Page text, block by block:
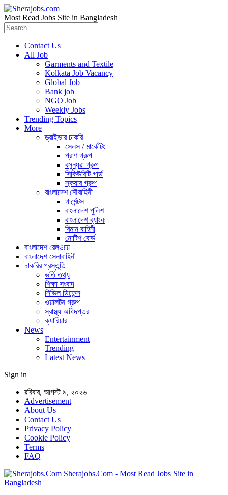
Most Read Jobs Site in Bangladesh
Contact Us
All Job
Garments and Textile
Kolkata Job Vacancy
Global Job
Bank job
NGO Job
Weekly Jobs
Trending Topics
More
ড্রাইভার চাকরি
সেলস / মার্কেটিং
প্রাণ গ্রুপ
বসুন্ধরা গ্রুপ
সিকিউরিটি গার্ড
স্কয়ার গ্রুপ
বাংলাদেশ নৌবাহিনী
গার্মেন্টস
বাংলাদেশ পুলিশ
বাংলাদেশ ব্যাংক
বিমান বাহিনী
নোটিশ বোর্ড
বাংলাদেশ রেলওয়ে
বাংলাদেশ সেনাবাহিনী
চাকরির প্রস্তুতি
ভর্তি তথ্য
শিক্ষা সংবাদ
সিভিল ডিফেন্স
ওয়ালটন গ্রুপ
স্বাস্থ্য অধিদপ্তর
ক্যারিয়ার
News
Entertainment
Trending
Latest News
Sign in
রবিবার, আগস্ট ৯, ২০২৬
Advertisement
About Us
Contact Us
Privacy Policy
Cookie Policy
Terms
FAQ
Sherajobs.Com - Most Read Jobs Site in
Bangladesh